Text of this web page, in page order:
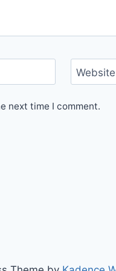
Website
next time I comment.